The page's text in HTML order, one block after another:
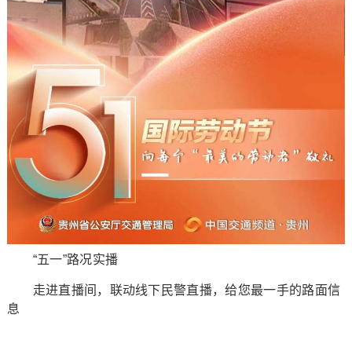
“五一”路况实播
走进直播间，联动线下民警直播，给您最一手的路面信
息